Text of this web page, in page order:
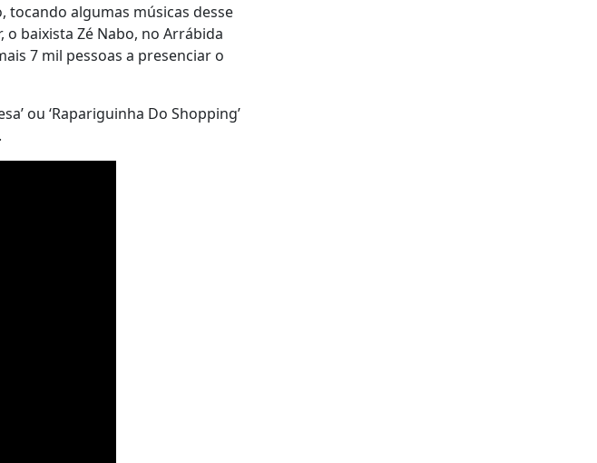
tocando algumas músicas desse
baixista Zé Nabo, no Arrábida
7 mil pessoas a presenciar o
ou ‘Rapariguinha Do Shopping’